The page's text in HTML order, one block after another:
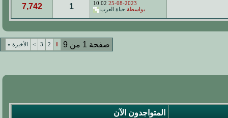
25-08-2023
10:02
بواسطة حياة العرب 1
7,742
صفحة 1 من 9 1
2
3
> الأخيرة »
المتواجدون الآن